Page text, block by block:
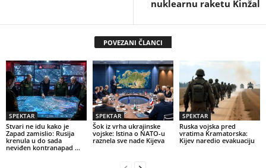
nuklearnu raketu Kinžal
POVEZANI ČLANCI
SPEKTAR
Stvari ne idu kako je
Zapad zamislio: Rusija
krenula u do sada
neviđen kontranapad …
SPEKTAR
Šok iz vrha ukrajinske
vojske: Istina o NATO-u
raznela sve nade Kijeva
SPEKTAR
Ruska vojska pred
vratima Kramatorska:
Kijev naredio evakuaciju